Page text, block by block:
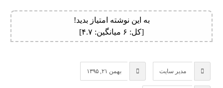
به این نوشته امتیاز بدید!
[کل: ۶ میانگین: ۴.۷]
مدیر سایت بهمن ۲۱, ۱۳۹۵